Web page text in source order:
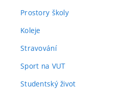
Prostory školy
Koleje
Stravování
Sport na VUT
Studentský život